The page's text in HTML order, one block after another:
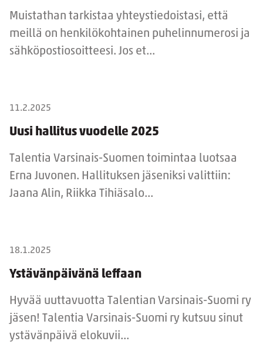
Muistathan tarkistaa yhteystiedoistasi, että
meillä on henkilökohtainen puhelinnumerosi ja
sähköpostiosoitteesi. Jos et...
11.2.2025
Uusi hallitus vuodelle 2025
Talentia Varsinais-Suomen toimintaa luotsaa
Erna Juvonen. Hallituksen jäseniksi valittiin:
Jaana Alin, Riikka Tihiäsalo...
18.1.2025
Ystävänpäivänä leffaan
Hyvää uuttavuotta Talentian Varsinais-Suomi ry
jäsen! Talentia Varsinais-Suomi ry kutsuu sinut
ystävänpäivä elokuvii...